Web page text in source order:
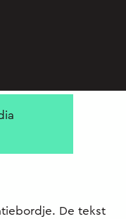
figuur 1.
De tekst